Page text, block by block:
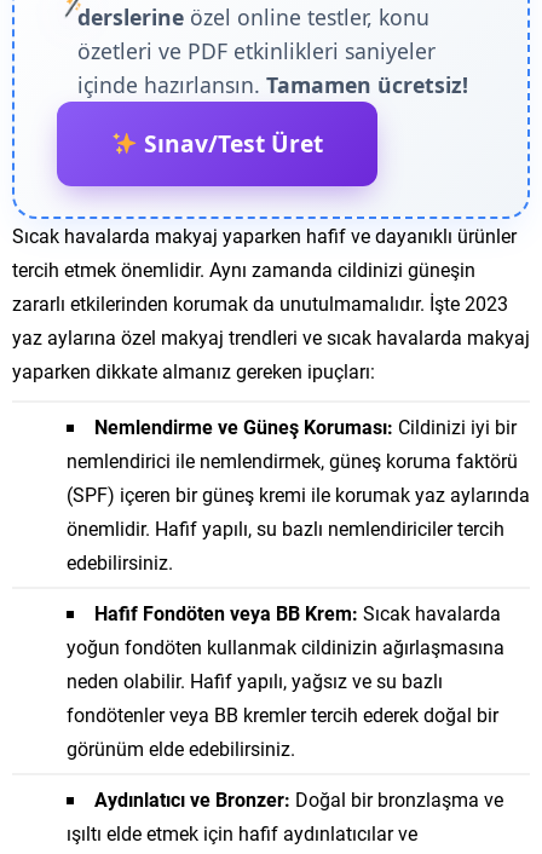
derslerine özel online testler, konu
özetleri ve PDF etkinlikleri saniyeler
içinde hazırlansın.Tamamen ücretsiz!
Sınav/Test Üret
Sıcak havalarda makyaj yaparken hafif ve dayanıklı ürünler
tercih etmek önemlidir. Aynı zamanda cildinizi güneşin
zararlı etkilerinden korumak da unutulmamalıdır. İşte 2023
yaz aylarına özel makyaj trendleri ve sıcak havalarda makyaj
yaparken dikkate almanız gereken ipuçları:
Nemlendirme ve Güneş Koruması: Cildinizi iyi bir
nemlendirici ile nemlendirmek, güneş koruma faktörü
(SPF) içeren bir güneş kremi ile korumak yaz aylarında
önemlidir. Hafif yapılı, su bazlı nemlendiriciler tercih
edebilirsiniz.
Hafif Fondöten veya BB Krem: Sıcak havalarda
yoğun fondöten kullanmak cildinizin ağırlaşmasına
neden olabilir. Hafif yapılı, yağsız ve su bazlı
fondötenler veya BB kremler tercih ederek doğal bir
görünüm elde edebilirsiniz.
Aydınlatıcı ve Bronzer: Doğal bir bronzlaşma ve
ışıltı elde etmek için hafif aydınlatıcılar ve